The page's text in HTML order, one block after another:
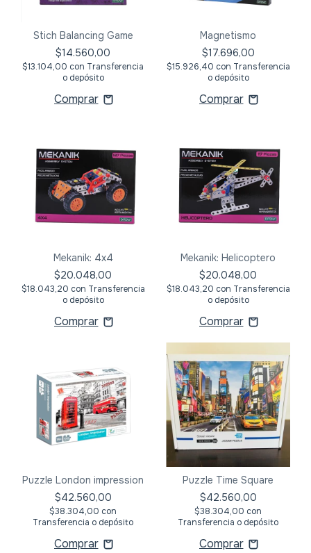
Stich Balancing Game
$14.560,00
$13.104,00 con Transferencia
o depósito
Magnetismo
$17.696,00
$15.926,40 con Transferencia
o depósito
Mekanik: 4x4
$20.048,00
$18.043,20 con Transferencia
o depósito
Mekanik: Helicoptero
$20.048,00
$18.043,20 con Transferencia
o depósito
Puzzle London impression
$42.560,00
$38.304,00 con
Transferencia o depósito
Puzzle Time Square
$42.560,00
$38.304,00 con
Transferencia o depósito